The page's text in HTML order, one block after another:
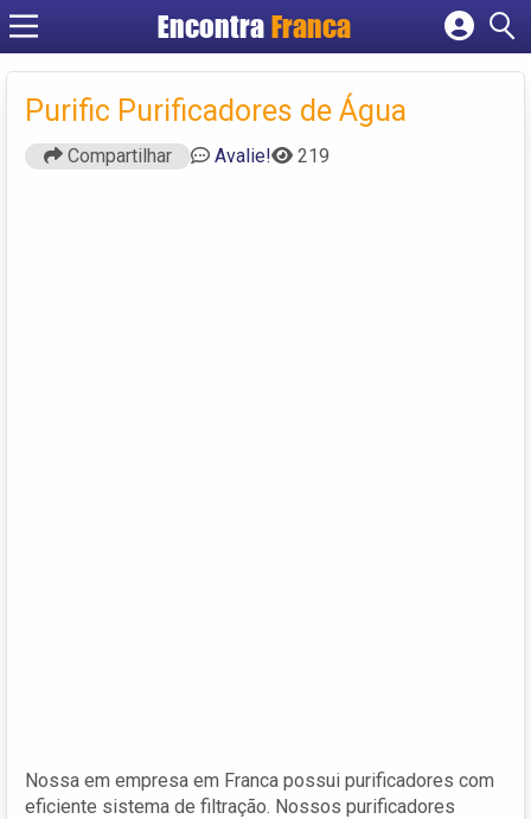
Encontra Franca
Cadastrar empresa
Criar conta
Purific Purificadores de Água
Compartilhar Avalie! 219
Nossa em empresa em Franca possui purificadores com
eficiente sistema de filtração. Nossos purificadores